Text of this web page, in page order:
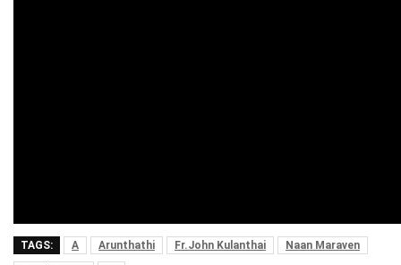
TAGS: A Arunthathi Fr.John Kulanthai
Naan Maraven